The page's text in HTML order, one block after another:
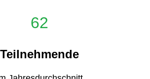
62
Teilnehmende